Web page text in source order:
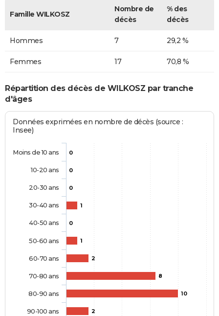
Famille WILKOSZ
Nombre de
décès
% des
décès
Hommes 7 29,2 %
Femmes 17 70,8 %
Répartition des décès de WILKOSZ par tranche
d'âges
Données exprimées en nombre de décès (source :
Insee)
0
0
0
1
0
1
2
8
10
2
Moins de 10 ans
10-20 ans
20-30 ans
30-40 ans
40-50 ans
50-60 ans
60-70 ans
70-80 ans
80-90 ans
90-100 ans